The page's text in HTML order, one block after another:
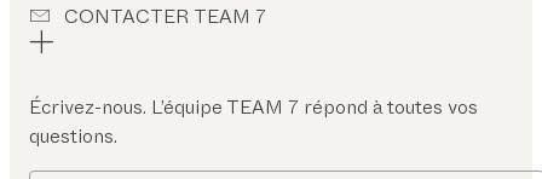
CONTACTER TEAM 7
Écrivez-nous. L’équipe TEAM 7 répond à toutes vos
questions.